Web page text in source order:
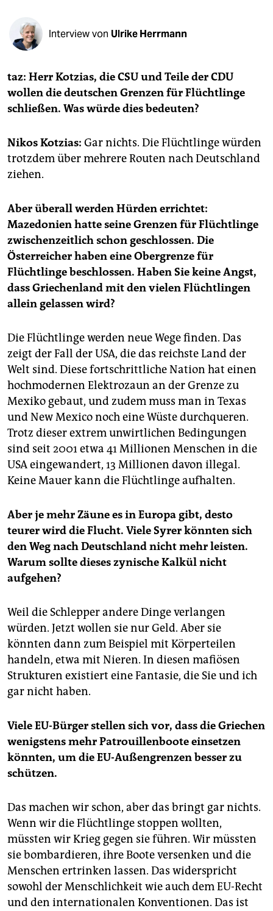
fragen & hilfe
abo
genossenschaft
Interview von Ulrike Herrmann
taz: Herr Kotzias, die CSU und Teile der CDU
wollen die deutschen Grenzen für Flüchtlinge
schließen. Was würde dies bedeuten?
Nikos Kotzias: Gar nichts. Die Flüchtlinge würden
trotzdem über mehrere Routen nach Deutschland
ziehen.
Aber überall werden Hürden errichtet:
Mazedonien hatte seine Grenzen für Flüchtlinge
zwischenzeitlich schon geschlossen. Die
Österreicher haben eine Obergrenze für
Flüchtlinge beschlossen. Haben Sie keine Angst,
dass Griechenland mit den vielen Flüchtlingen
allein gelassen wird?
Die Flüchtlinge werden neue Wege finden. Das
zeigt der Fall der USA, die das reichste Land der
Welt sind. Diese fortschrittliche Nation hat einen
hochmodernen Elektrozaun an der Grenze zu
Mexiko gebaut, und zudem muss man in Texas
und New Mexico noch eine Wüste durchqueren.
Trotz dieser extrem unwirtlichen Bedingungen
sind seit 2001 etwa 41 Millionen Menschen in die
USA eingewandert, 13 Millionen davon illegal.
Keine Mauer kann die Flüchtlinge aufhalten.
Aber je mehr Zäune es in Europa gibt, desto
teurer wird die Flucht. Viele Syrer könnten sich
den Weg nach Deutschland nicht mehr leisten.
Warum sollte dieses zynische Kalkül nicht
aufgehen?
Weil die Schlepper andere Dinge verlangen
würden. Jetzt wollen sie nur Geld. Aber sie
könnten dann zum Beispiel mit Körperteilen
handeln, etwa mit Nieren. In diesen mafiösen
Strukturen existiert eine Fantasie, die Sie und ich
gar nicht haben.
Viele EU-Bürger stellen sich vor, dass die Griechen
wenigstens mehr Patrouillenboote einsetzen
könnten, um die EU-Außengrenzen besser zu
schützen.
Das machen wir schon, aber das bringt gar nichts.
Wenn wir die Flüchtlinge stoppen wollten,
müssten wir Krieg gegen sie führen. Wir müssten
sie bombardieren, ihre Boote versenken und die
Menschen ertrinken lassen. Das widerspricht
sowohl der Menschlichkeit wie auch dem EU-Recht
und den internationalen Konventionen. Das ist